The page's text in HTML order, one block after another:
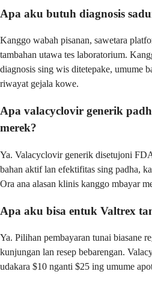
Apa aku butuh diagnosis
Kanggo wabah pisanan, sawetara
tambahan utawa tes laboratorium.
diagnosis sing wis ditetepake, umume
riwayat gejala kowe.
Apa valacyclovir generik
merek?
Ya. Valacyclovir generik disetujoni
bahan aktif lan efektifitas sing padha,
Ora ana alasan klinis kanggo mbayar
Apa aku bisa entuk Valtrex
Ya. Pilihan pembayaran tunai biasane
kunjungan lan resep bebarengan.
udakara $10 nganti $25 ing umume